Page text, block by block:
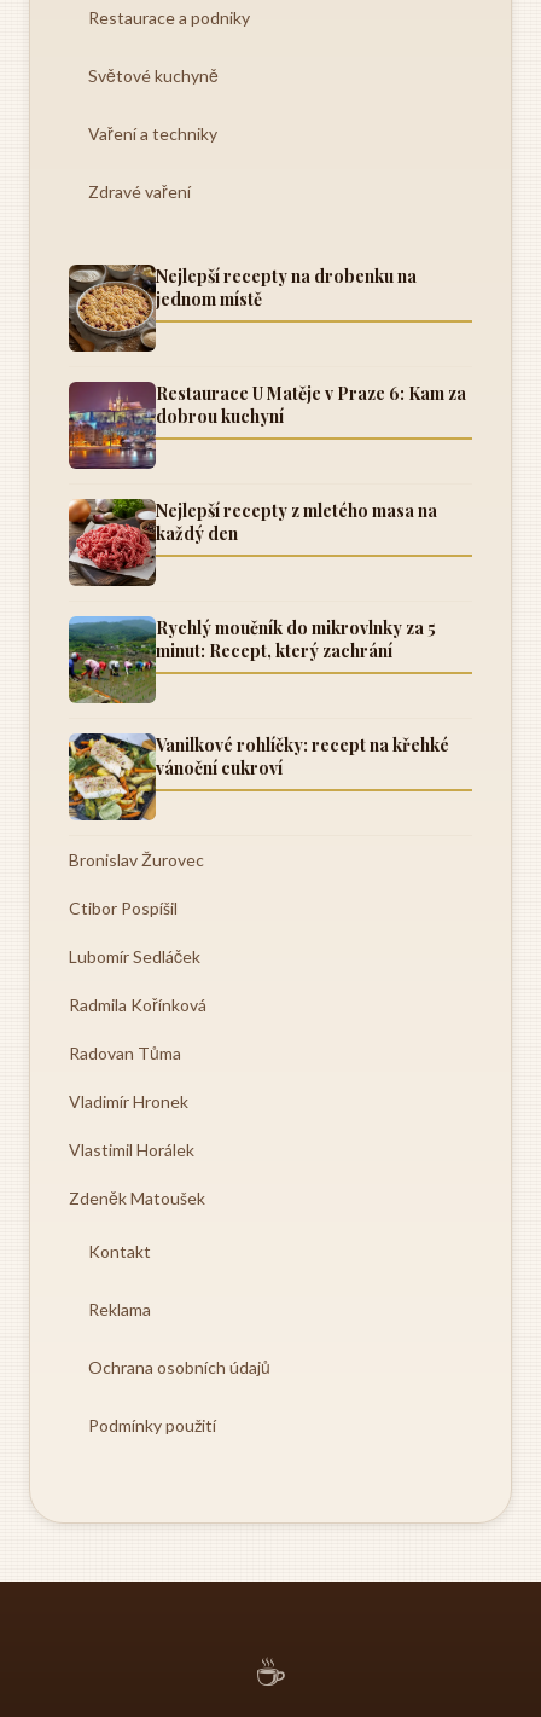
Restaurace a podniky
Světové kuchyně
Vaření a techniky
Zdravé vaření
Nejlepší recepty na drobenku na
jednom místě
Restaurace U Matěje v Praze 6: Kam za
dobrou kuchyní
Nejlepší recepty z mletého masa na
každý den
Rychlý moučník do mikrovlnky za 5
minut: Recept, který zachrání
Vanilkové rohlíčky: recept na křehké
vánoční cukroví
Bronislav Žurovec
Ctibor Pospíšil
Lubomír Sedláček
Radmila Kořínková
Radovan Tůma
Vladimír Hronek
Vlastimil Horálek
Zdeněk Matoušek
Kontakt
Reklama
Ochrana osobních údajů
Podmínky použití
☕